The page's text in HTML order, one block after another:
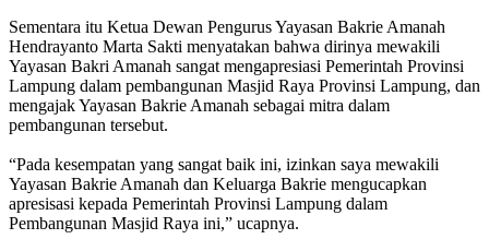
Sementara itu Ketua Dewan Pengurus Yayasan Bakrie Amanah
Hendrayanto Marta Sakti menyatakan bahwa dirinya mewakili
Yayasan Bakri Amanah sangat mengapresiasi Pemerintah Provinsi
Lampung dalam pembangunan Masjid Raya Provinsi Lampung, dan
mengajak Yayasan Bakrie Amanah sebagai mitra dalam
pembangunan tersebut.
“Pada kesempatan yang sangat baik ini, izinkan saya mewakili
Yayasan Bakrie Amanah dan Keluarga Bakrie mengucapkan
apresisasi kepada Pemerintah Provinsi Lampung dalam
Pembangunan Masjid Raya ini,” ucapnya.